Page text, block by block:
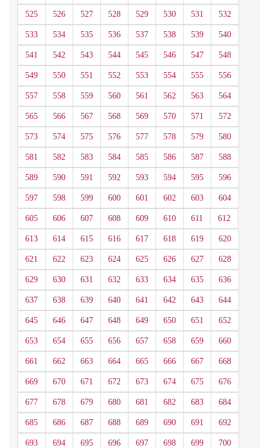
525 526 527 528 529 530 531 532
533 534 535 536 537 538 539 540
541 542 543 544 545 546 547 548
549 550 551 552 553 554 555 556
557 558 559 560 561 562 563 564
565 566 567 568 569 570 571 572
573 574 575 576 577 578 579 580
581 582 583 584 585 586 587 588
589 590 591 592 593 594 595 596
597 598 599 600 601 602 603 604
605 606 607 608 609 610 611 612
613 614 615 616 617 618 619 620
621 622 623 624 625 626 627 628
629 630 631 632 633 634 635 636
637 638 639 640 641 642 643 644
645 646 647 648 649 650 651 652
653 654 655 656 657 658 659 660
661 662 663 664 665 666 667 668
669 670 671 672 673 674 675 676
677 678 679 680 681 682 683 684
685 686 687 688 689 690 691 692
693 694 695 696 697 698 699 700